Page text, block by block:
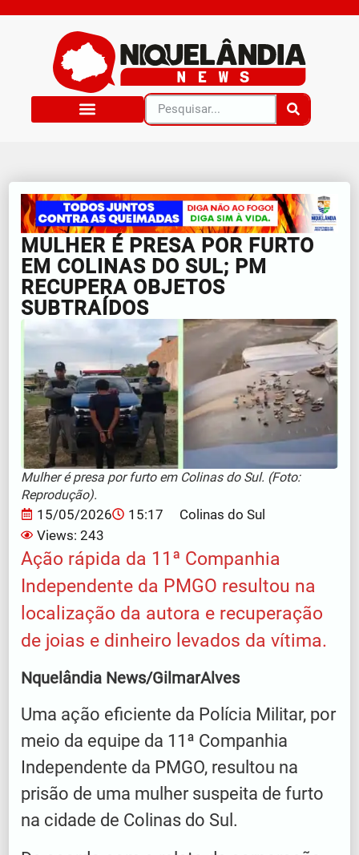
MULHER É PRESA POR FURTO
EM COLINAS DO SUL; PM
RECUPERA OBJETOS
SUBTRAÍDOS
Mulher é presa por furto em Colinas do Sul. (Foto:
Reprodução).
15/05/2026 15:17
Colinas do Sul
Views: 243
Ação rápida da 11ª Companhia
Independente da PMGO resultou na
localização da autora e recuperação
de joias e dinheiro levados da vítima.
Nquelândia News/GilmarAlves
Uma ação eficiente da Polícia Militar, por
meio da equipe da 11ª Companhia
Independente da PMGO, resultou na
prisão de uma mulher suspeita de furto
na cidade de Colinas do Sul.